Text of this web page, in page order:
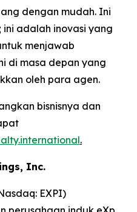
dengan mudah. Ini
ini adalah inovasi yang
menjawab
di masa depan yang
oleh para agen.
bisnisnya dan
.
Inc.
EXPI)